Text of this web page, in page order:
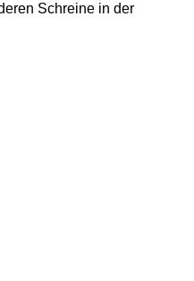
Schreine in der